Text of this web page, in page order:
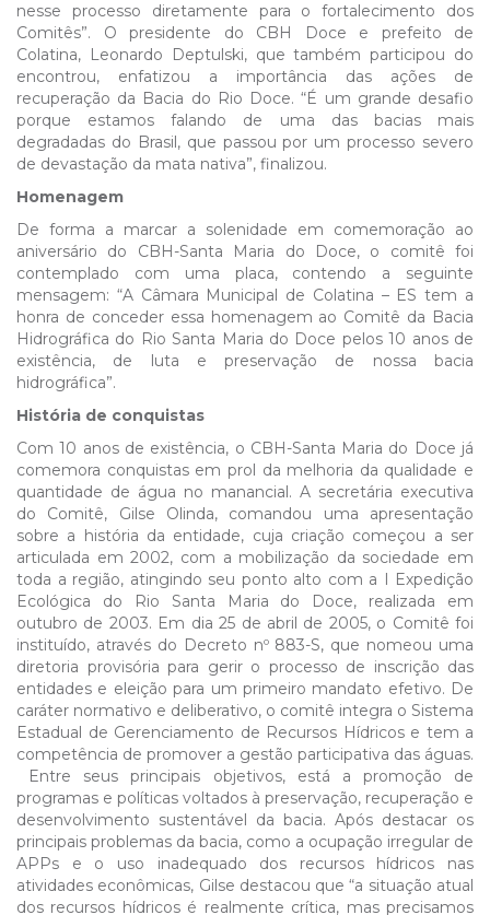
nesse processo diretamente para o fortalecimento dos
Comitês”. O presidente do CBH Doce e prefeito de
Colatina, Leonardo Deptulski, que também participou do
encontrou, enfatizou a importância das ações de
recuperação da Bacia do Rio Doce. “É um grande desafio
porque estamos falando de uma das bacias mais
degradadas do Brasil, que passou por um processo severo
de devastação da mata nativa”, finalizou.
Homenagem
De forma a marcar a solenidade em comemoração ao
aniversário do CBH-Santa Maria do Doce, o comitê foi
contemplado com uma placa, contendo a seguinte
mensagem: “A Câmara Municipal de Colatina – ES tem a
honra de conceder essa homenagem ao Comitê da Bacia
Hidrográfica do Rio Santa Maria do Doce pelos 10 anos de
existência, de luta e preservação de nossa bacia
hidrográfica”.
História de conquistas
Com 10 anos de existência, o CBH-Santa Maria do Doce já
comemora conquistas em prol da melhoria da qualidade e
quantidade de água no manancial. A secretária executiva
do Comitê, Gilse Olinda, comandou uma apresentação
sobre a história da entidade, cuja criação começou a ser
articulada em 2002, com a mobilização da sociedade em
toda a região, atingindo seu ponto alto com a I Expedição
Ecológica do Rio Santa Maria do Doce, realizada em
outubro de 2003. Em dia 25 de abril de 2005, o Comitê foi
instituído, através do Decreto nº 883-S, que nomeou uma
diretoria provisória para gerir o processo de inscrição das
entidades e eleição para um primeiro mandato efetivo. De
caráter normativo e deliberativo, o comitê integra o Sistema
Estadual de Gerenciamento de Recursos Hídricos e tem a
competência de promover a gestão participativa das águas.
Entre seus principais objetivos, está a promoção de
programas e políticas voltados à preservação, recuperação e
desenvolvimento sustentável da bacia. Após destacar os
principais problemas da bacia, como a ocupação irregular de
APPs e o uso inadequado dos recursos hídricos nas
atividades econômicas, Gilse destacou que “a situação atual
dos recursos hídricos é realmente crítica, mas precisamos